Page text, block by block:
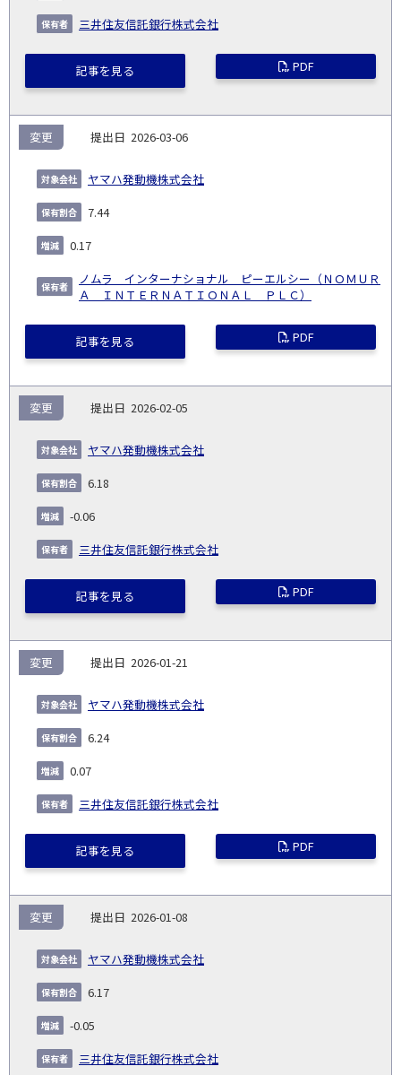
三井住友信託銀行株式会社
記事を見る PDF
2026-03-06
ヤマハ発動機株式会社
変更
7.44
0.17
ノムラ インターナショナル ピーエルシー（ＮＯＭＵＲ
Ａ ＩＮＴＥＲＮＡＴＩＯＮＡＬ ＰＬＣ）
記事を見る PDF
2026-02-05
ヤマハ発動機株式会社
変更
6.18
-0.06
三井住友信託銀行株式会社
記事を見る PDF
2026-01-21
ヤマハ発動機株式会社
変更
6.24
0.07
三井住友信託銀行株式会社
記事を見る PDF
2026-01-08
ヤマハ発動機株式会社
変更
6.17
-0.05
三井住友信託銀行株式会社